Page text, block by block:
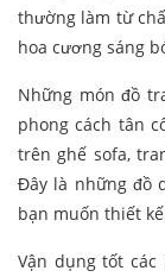
thường làm từ
hoa cương sáng
Những món đồ
phong cách tân
trên ghế sofa,
Đây là những đồ
bạn muốn thiết
Vận dụng tốt